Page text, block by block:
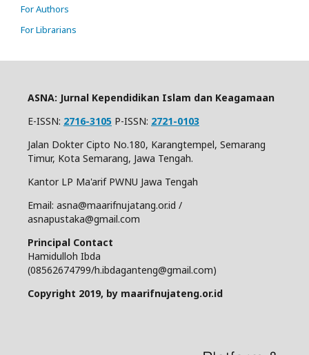
For Authors
For Librarians
ASNA: Jurnal Kependidikan Islam dan Keagamaan
E-ISSN: 2716-3105 P-ISSN: 2721-0103
Jalan Dokter Cipto No.180, Karangtempel, Semarang
Timur, Kota Semarang, Jawa Tengah.
Kantor LP Ma'arif PWNU Jawa Tengah
Email: asna@maarifnujatang.or.id /
asnapustaka@gmail.com
Principal Contact
Hamidulloh Ibda
(08562674799/h.ibdaganteng@gmail.com)
Copyright 2019, by maarifnujateng.or.id